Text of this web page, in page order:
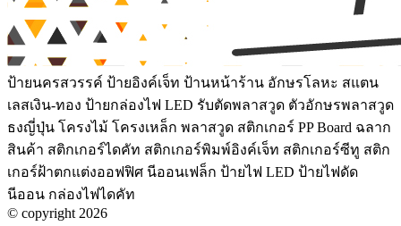
ป้ายนครสวรรค์ ป้ายอิงค์เจ็ท ป้านหน้าร้าน อักษรโลหะ สแตน
เลสเงิน-ทอง ป้ายกล่องไฟ LED รับตัดพลาสวูด ตัวอักษรพลาสวูด
ธงญี่ปุ่น โครงไม้ โครงเหล็ก พลาสวูด สติกเกอร์ PP Board ฉลาก
สินค้า สติกเกอร์ไดคัท สติกเกอร์พิมพ์อิงค์เจ็ท สติกเกอร์ซีทู สติก
เกอร์ฝ้าตกแต่งออฟฟิศ นีออนเฟล็ก ป้ายไฟ LED ป้ายไฟดัด
นีออน กล่องไฟไดคัท
© copyright 2026